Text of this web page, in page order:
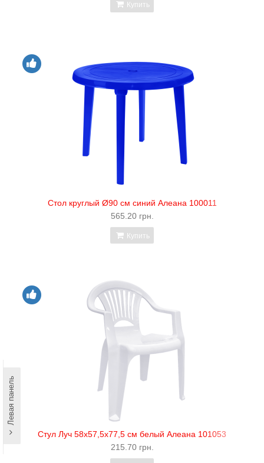
Купить
Стол круглый Ø90 см синий Алеана 100011
565.20 грн.
Купить
Стул Луч 58х57,5х77,5 см белый Алеана 101053
215.70 грн.
Левая панель